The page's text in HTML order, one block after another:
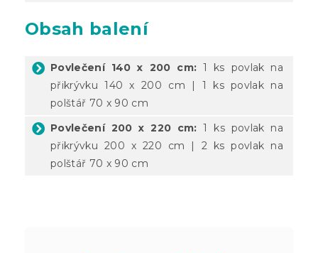
Obsah balení
Povlečení 140 x 200 cm: 1 ks povlak na
přikrývku 140 x 200 cm | 1 ks povlak na
polštář 70 x 90 cm
Povlečení 200 x 220 cm: 1 ks povlak na
přikrývku 200 x 220 cm | 2 ks povlak na
polštář 70 x 90 cm